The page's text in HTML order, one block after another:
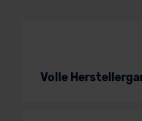
Volle